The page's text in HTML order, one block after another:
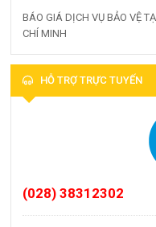
BÁO GIÁ DỊCH VỤ BẢO VỆ
CHÍ MINH
HỖ TRỢ TRỰC TUYẾN
(028) 38312302